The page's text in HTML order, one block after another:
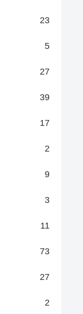
23
5
27
39
17
2
9
3
11
73
27
2